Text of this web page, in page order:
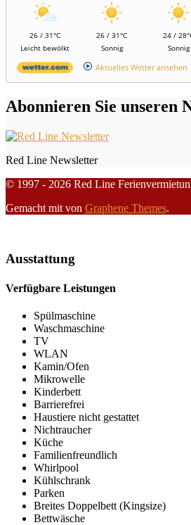
26 / 31°C
Leicht bewölkt
26 / 31°C
Sonnig
24 /
Sonnig
Aktuelles Wetter ansehen
Abonnieren Sie unseren
Red Line Newsletter
© 1997 - 2026 Red Line
Gemacht mit von Graphene Themes.
Ausstattung
Verfügbare Leistungen
Spülmaschine
Waschmaschine
TV
WLAN
Kamin/Ofen
Mikrowelle
Kinderbett
Barrierefrei
Haustiere nicht gestattet
Nichtraucher
Küche
Familienfreundlich
Whirlpool
Kühlschrank
Parken
Breites Doppelbett (Kingsize)
Bettwäsche